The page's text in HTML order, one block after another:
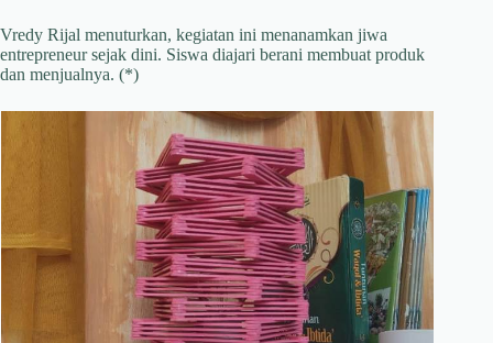
Vredy Rijal menuturkan, kegiatan ini menanamkan jiwa
entrepreneur sejak dini. Siswa diajari berani membuat produk
dan menjualnya. (*)